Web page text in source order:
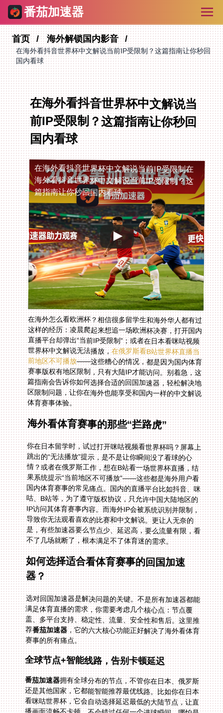
番茄加速器
首页 海外解锁国内影音
在海外看抖音世界杯中文解说当前IP受限制？这篇指南让你秒回
国内看球
在海外看抖音世界杯中文解说当
前IP受限制？这篇指南让你秒回
国内看球
在海外看抖音世界杯中文解说当前IP受限制在
海外看抖音世界杯中文解说当前IP受限制？这
篇指南让你秒回国内看球
在海外怎么看欧洲杯？相信很多留学生和海外华人都有过
这样的经历：凌晨爬起来想追一场欧洲杯决赛，打开国内
直播平台却弹出“当前IP受限制”；或者在日本看咪咕视频
世界杯中文解说无法播放，在俄罗斯看B站世界杯直播当
前地区不可播放——这些糟心的情况，都是因为国内体育
赛事版权有地区限制，只有大陆IP才能访问。别着急，这
篇指南会告诉你如何选择合适的回国加速器，轻松解决地
区限制问题，让你在海外也能享受和国内一样的中文解说
体育赛事体验。
海外看体育赛事的那些“拦路虎”
你在日本留学时，试过打开咪咕视频看世界杯吗？屏幕上
跳出的“无法播放”提示，是不是让你瞬间没了看球的心
情？或者在俄罗斯工作，想在B站看一场世界杯直播，结
果系统提示“当前地区不可播放”——这些都是海外用户看
国内体育赛事的常见痛点。国内的直播平台比如抖音、咪
咕、B站等，为了遵守版权协议，只允许中国大陆地区的
IP访问其体育赛事内容。而海外IP会被系统识别并限制，
导致你无法观看喜欢的比赛和中文解说。更让人无奈的
是，有些加速器要么节点少、延迟高，要么流量有限，看
不了几场就断了，根本满足不了体育迷的需求。
如何选择适合看体育赛事的回国加速
器？
选对回国加速器是解决问题的关键。不是所有加速器都能
满足体育直播的需求，你需要考虑几个核心点：节点覆
盖、多平台支持、稳定性、流量、安全性和售后。这里推
荐番茄加速器，它的六大核心功能正好解决了海外看体育
赛事的所有痛点。
全球节点+智能线路，告别卡顿延迟
番茄加速器拥有全球分布的节点，不管你在日本、俄罗斯
还是其他国家，它都能智能推荐最优线路。比如你在日本
看咪咕世界杯，它会自动选择延迟最低的大陆节点，让直
播画面流畅不卡顿，不会错过任何一个进球瞬间。哪怕是
在网络信号不太好的地方，智能线路也能快速切换，保证